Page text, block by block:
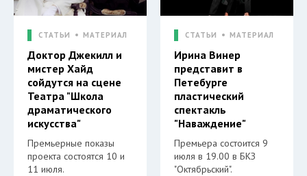
СТАТЬИ МАТЕРИАЛ
Доктор Джекилл и
мистер Хайд
сойдутся на сцене
Театра "Школа
драматического
искусства"
Премьерные показы
проекта состоятся 10 и
11 июля.
СТАТЬИ МАТЕРИАЛ
Ирина Винер
представит в
Петебурге
пластический
спектакль
"Наваждение"
Премьера состоится 9
июля в 19.00 в БКЗ
"Октябрьский".